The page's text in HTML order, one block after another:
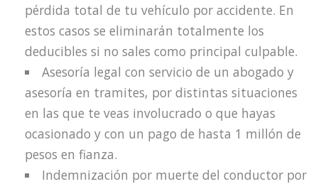
pérdida total de tu vehículo por accidente. En
estos casos se eliminarán totalmente los
deducibles si no sales como principal culpable.
Asesoría legal con servicio de un abogado y
asesoría en tramites, por distintas situaciones
en las que te veas involucrado o que hayas
ocasionado y con un pago de hasta 1 millón de
pesos en fianza.
Indemnización por muerte del conductor por